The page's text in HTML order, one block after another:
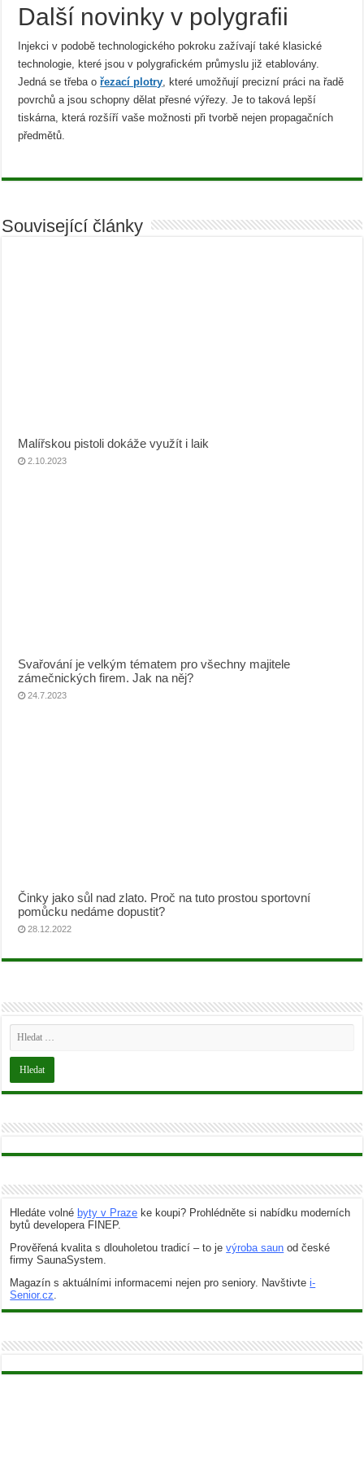
Další novinky v polygrafii
Injekci v podobě technologického pokroku zažívají také klasické
technologie, které jsou v polygrafickém průmyslu již etablovány.
Jedná se třeba ořezací plotry, které umožňují precizní práci na řadě
povrchů a jsou schopny dělat přesné výřezy. Je to taková lepší
tiskárna, která rozšíří vaše možnosti při tvorbě nejen propagačních
předmětů.
Související články
Malířskou pistoli dokáže využít i laik
2.10.2023
Svařování je velkým tématem pro všechny majitele
zámečnických firem. Jak na něj?
24.7.2023
Činky jako sůl nad zlato. Proč na tuto prostou sportovní
pomůcku nedáme dopustit?
28.12.2022
Hledáte volné byty v Praze ke koupi? Prohlédněte si nabídku moderních
bytů developera FINEP.
Prověřená kvalita s dlouholetou tradicí – to jevýroba saun od české
firmy SaunaSystem.
Magazín s aktuálními informacemi nejen pro seniory. Navštivtei-
Senior.cz.